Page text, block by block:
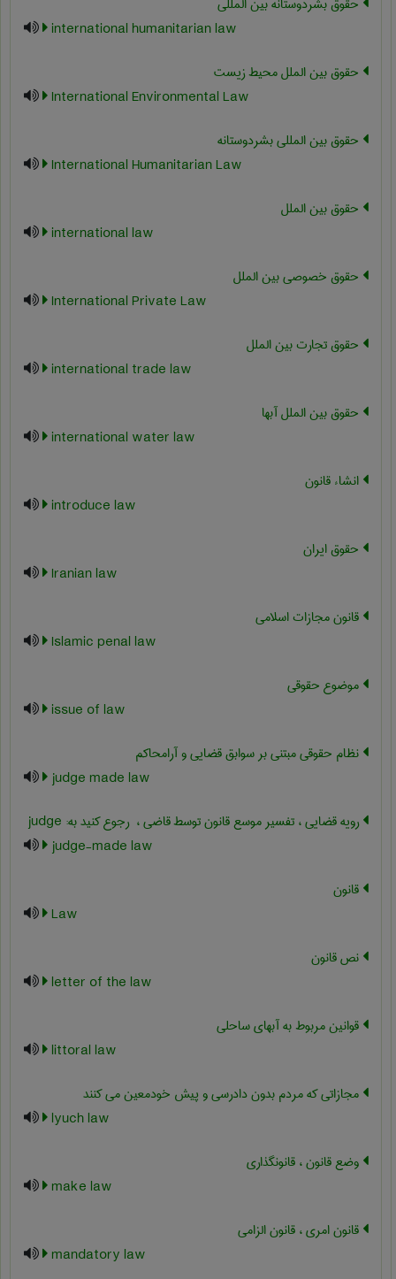
international humanitarian law
حقوق بین الملل محیط زیست
International Environmental Law
حقوق بین المللی بشردوستانه
International Humanitarian Law
حقوق بین الملل
international law
حقوق خصوصی بین الملل
International Private Law
حقوق تجارت بین الملل
international trade law
حقوق بین الملل آبها
international water law
انشاء قانون
introduce law
حقوق ایران
Iranian law
قانون مجازات اسلامی
Islamic penal law
موضوع حقوقی
issue of law
نظام حقوقی مبتنی بر سوابق قضایی و آرامحاکم
judge made law
رویه قضایی ، تفسیر موسع قانون توسط قاضی ، ‎ رجوع کنید به: judge
judge-made law
قانون
Law
نص قانون
letter of the law
قوانین مربوط به آبهای ساحلی
littoral law
مجازاتی که مردم بدون دادرسی و پیش خودمعین می کنند
lyuch law
وضع قانون ، قانونگذاری
make law
قانون امری ، قانون الزامی
mandatory law